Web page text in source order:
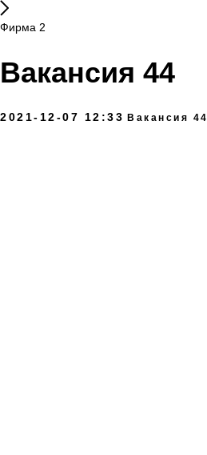
Фирма 2
Вакансия 44
2021-12-07 12:33 Вакансия 44